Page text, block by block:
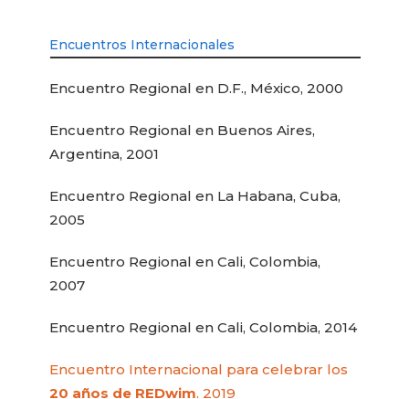
Encuentros Internacionales
Encuentro Regional en D.F., México, 2000
Encuentro Regional en Buenos Aires,
Argentina, 2001
Encuentro Regional en La Habana, Cuba,
2005
Encuentro Regional en Cali, Colombia,
2007
Encuentro Regional en Cali, Colombia, 2014
Encuentro Internacional para celebrar los
20 años de REDwim. 2019